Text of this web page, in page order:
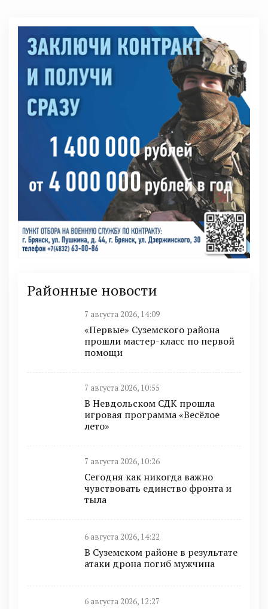
Районные новости
7 августа 2026, 14:09
«Первые» Суземского района
прошли мастер-класс по первой
помощи
7 августа 2026, 10:55
В Невдольском СДК прошла
игровая программа «Весёлое
лето»
7 августа 2026, 10:26
Сегодня как никогда важно
чувствовать единство фронта и
тыла
6 августа 2026, 14:22
В Суземском районе в результате
атаки дрона погиб мужчина
6 августа 2026, 12:27